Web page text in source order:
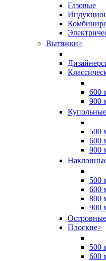
Газовые
Вытяжки>
600
900
Купольные
500
600
900
500
600
800
900
Островные
Плоские>
500
600